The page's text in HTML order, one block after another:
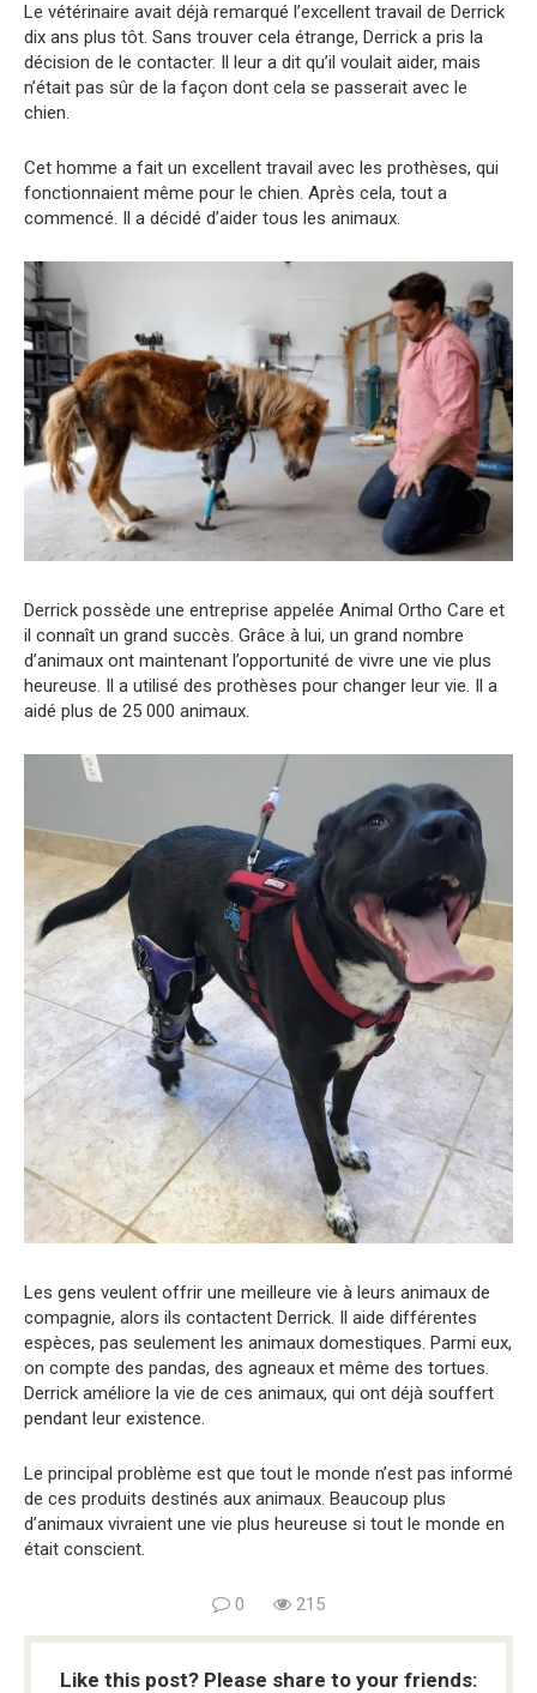
Le vétérinaire avait déjà remarqué l’excellent travail de Derrick
dix ans plus tôt. Sans trouver cela étrange, Derrick a pris la
décision de le contacter. Il leur a dit qu’il voulait aider, mais
n’était pas sûr de la façon dont cela se passerait avec le
chien.
Cet homme a fait un excellent travail avec les prothèses, qui
fonctionnaient même pour le chien. Après cela, tout a
commencé. Il a décidé d’aider tous les animaux.
Derrick possède une entreprise appelée Animal Ortho Care et
il connaît un grand succès. Grâce à lui, un grand nombre
d’animaux ont maintenant l’opportunité de vivre une vie plus
heureuse. Il a utilisé des prothèses pour changer leur vie. Il a
aidé plus de 25 000 animaux.
Les gens veulent offrir une meilleure vie à leurs animaux de
compagnie, alors ils contactent Derrick. Il aide différentes
espèces, pas seulement les animaux domestiques. Parmi eux,
on compte des pandas, des agneaux et même des tortues.
Derrick améliore la vie de ces animaux, qui ont déjà souffert
pendant leur existence.
Le principal problème est que tout le monde n’est pas informé
de ces produits destinés aux animaux. Beaucoup plus
d’animaux vivraient une vie plus heureuse si tout le monde en
était conscient.
0 215
Like this post? Please share to your friends: